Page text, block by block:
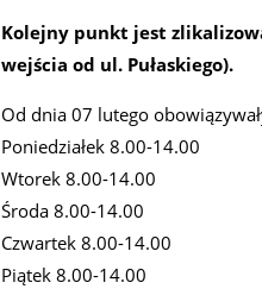
Kolejny punkt jest
wejścia od ul. Pułaskiego).
Od dnia 07 lutego
Poniedziałek 8.00-14.00
Wtorek 8.00-14.00
Środa 8.00-14.00
Czwartek 8.00-14.00
Piątek 8.00-14.00